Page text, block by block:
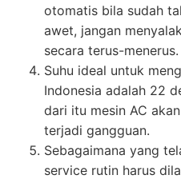
otomatis bila sudah
awet, jangan
secara terus-menerus.
Suhu ideal untuk
Indonesia adalah 22
dari itu mesin AC
terjadi gangguan.
Sebagaimana yang
service rutin harus